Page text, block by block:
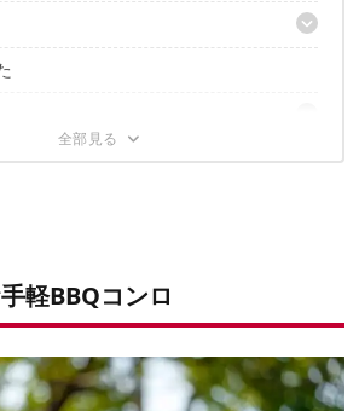
！
てム
軽BBQコンロ